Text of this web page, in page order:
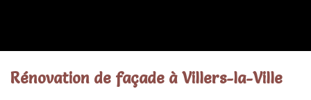
Rénovation de façade à Villers-la-Ville